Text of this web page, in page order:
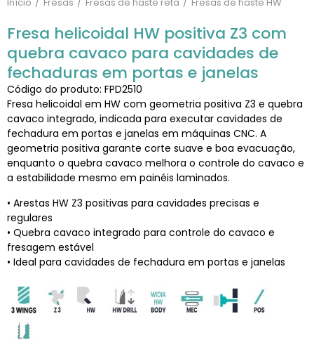
Fresa helicoidal HW positiva Z3 com
quebra cavaco para cavidades de
fechaduras em portas e janelas
Código do produto: FPD2510
Fresa helicoidal em HW com geometria positiva Z3 e quebra
cavaco integrado, indicada para executar cavidades de
fechadura em portas e janelas em máquinas CNC. A
geometria positiva garante corte suave e boa evacuação,
enquanto o quebra cavaco melhora o controle do cavaco e
a estabilidade mesmo em painéis laminados.
• Arestas HW Z3 positivas para cavidades precisas e
regulares
• Quebra cavaco integrado para controle do cavaco e
fresagem estável
• Ideal para cavidades de fechadura em portas e janelas